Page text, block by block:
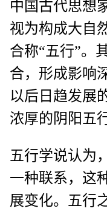
中国古代思想
视为构成大自
合称“五行”。
合，形成影响
以后日趋发展
浓厚的阴阳五
五行学说认为
一种联系，这
展变化。五行